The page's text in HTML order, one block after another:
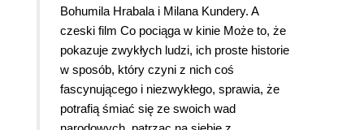
Bohumila Hrabala i Milana Kundery. A
czeski film Co pociąga w kinie Może to, że
pokazuje zwykłych ludzi, ich proste historie
w sposób, który czyni z nich coś
fascynującego i niezwykłego, sprawia, że
potrafią śmiać się ze swoich wad